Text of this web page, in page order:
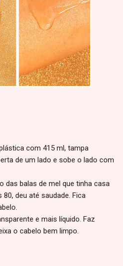
com 415 ml, tampa
de um lado e sobe o lado com
das balas de mel que tinha casa
deu até saudade. Fica
e mais líquido. Faz
o cabelo bem limpo.